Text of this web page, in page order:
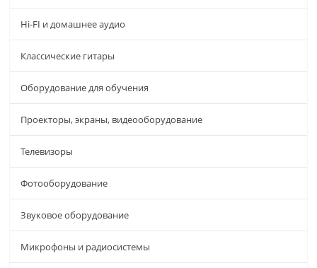
Hi-FI и домашнее аудио
Классические гитары
Оборудование для обучения
Проекторы, экраны, видеооборудование
Телевизоры
Фотооборудование
Звуковое оборудование
Микрофоны и радиосистемы